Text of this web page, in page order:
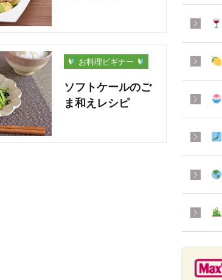
お料理ビギナー
ソフトケールのご
ま和えレシピ